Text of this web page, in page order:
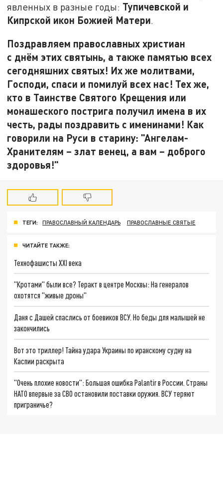
явленных в разные годы: Тупичевской и
Кипрской икон Божией Матери.
Поздравляем православных христиан
с днём этих святынь, а также памятью всех
сегодняшних святых! Их же молитвами,
Господи, спаси и помилуй всех нас! Тех же,
кто в Таинстве Святого Крещения или
монашеского пострига получил имена в их
честь, рады поздравить с именинами! Как
говорили на Руси в старину: "Ангелам-
Хранителям – злат венец, а вам – доброго
здоровья!"
ТЕГИ: ПРАВОСЛАВНЫЙ КАЛЕНДАРЬ ПРАВОСЛАВНЫЕ СВЯТЫЕ
ЧИТАЙТЕ ТАКЖЕ:
Технофашисты XXI века
"Кротами" были все? Теракт в центре Москвы: На генералов
охотятся "живые дроны"
Даня с Дашей спаслись от боевиков ВСУ. Но беды для малышей не
закончились
Вот это триллер! Тайна удара Украины по иранскому судну на
Каспии раскрыта
"Очень плохие новости": Большая ошибка Palantir в России. Страны
НАТО впервые за СВО остановили поставки оружия. ВСУ теряют
приграничье?